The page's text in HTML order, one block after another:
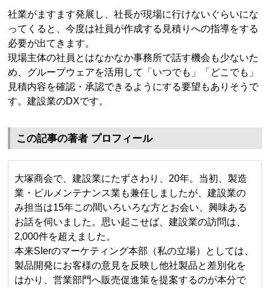
社業がますます発展し、社長が現場に行けないぐらいにな
ってくると、今度は社員が作成する見積りへの指導をする
必要が出てきます。
現場主体の社員とはなかなか事務所で話す機会も少ないた
め、グループウェアを活用して「いつでも」「どこでも」
見積内容を確認・承認できるようにする要望もありそうで
す。建設業のDXです。
この記事の著者 プロフィール
大塚商会で、建設業にたずさわり、20年。当初、製造
業・ビルメンテナンス業も兼任しましたが、建設業の
み担当は15年この間いろいろな方とお会い、興味ある
お話を伺いました。思い起こせば、建設業の訪問は、
2,000件を超えました。
本来SIerのマーケティング本部（私の立場）としては、
製品開発にお客様の意見を反映し他社製品と差別化を
はかり、営業部門へ販売促進策を提案するのが本分で